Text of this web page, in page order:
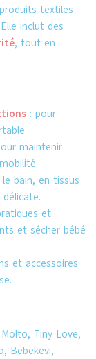
textiles
inclut des
, tout en
: pour
maintenir
bain, en tissus
et
et sécher bébé
et accessoires
Tiny Love,
Bebekevi,